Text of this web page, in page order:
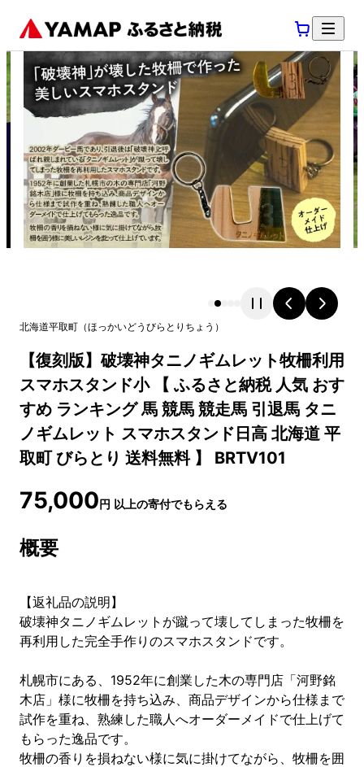
北海道平取町 （ほっかいどう びらとりちょう ）
【復刻版】破壊神タニノギムレット牧柵利用
スマホスタンド小 【 ふるさと納税 人気 おす
すめ ランキング 馬 競馬 競走馬 引退馬 タニ
ノギムレット スマホスタンド日高 北海道 平
取町 びらとり 送料無料 】 BRTV101
75,000円 以上の寄付でもらえる
概要
【返礼品の説明】
破壊神タニノギムレットが蹴って壊してしまった牧柵を
再利用した完全手作りのスマホスタンドです。
札幌市にある、1952年に創業した木の専門店「河野銘
木店」様に牧柵を持ち込み、商品デザインから仕様まで
試作を重ね、熟練した職人へオーダーメイドで仕上げて
もらった逸品です。
牧柵の香りを損ねない様に気に掛けてながら、牧柵を囲